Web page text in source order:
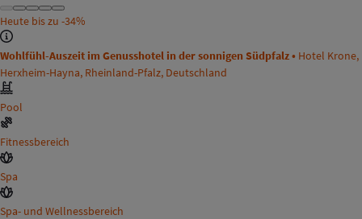
Heute bis zu -34%
Wohlfühl-Auszeit im Genusshotel in der sonnigen Südpfalz • Hotel Krone,
Herxheim-Hayna, Rheinland-Pfalz, Deutschland
Pool
Fitnessbereich
Spa
Spa- und Wellnessbereich